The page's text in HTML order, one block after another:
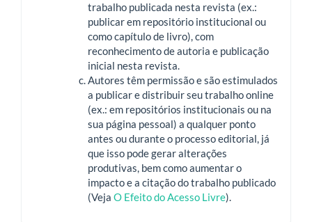
trabalho publicada nesta revista (ex.:
publicar em repositório institucional ou
como capítulo de livro), com
reconhecimento de autoria e publicação
inicial nesta revista.
Autores têm permissão e são estimulados
a publicar e distribuir seu trabalho online
(ex.: em repositórios institucionais ou na
sua página pessoal) a qualquer ponto
antes ou durante o processo editorial, já
que isso pode gerar alterações
produtivas, bem como aumentar o
impacto e a citação do trabalho publicado
(Veja O Efeito do Acesso Livre).